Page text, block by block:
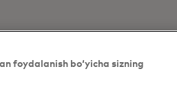
foydalanish bo‘yicha sizning